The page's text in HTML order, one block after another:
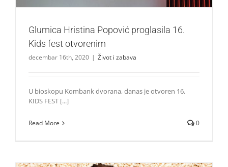
Glumica Hristina Popović proglasila 16.
Kids fest otvorenim
decembar 16th, 2020 | Život i zabava
U bioskopu Kombank dvorana, danas je otvoren 16.
KIDS FEST [...]
Read More 0